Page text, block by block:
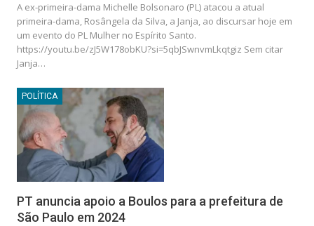
A ex-primeira-dama Michelle Bolsonaro (PL) atacou a atual
primeira-dama, Rosângela da Silva, a Janja, ao discursar hoje em
um evento do PL Mulher no Espírito Santo.
https://youtu.be/zJ5W178obKU?si=5qbJSwnvmLkqtgiz Sem citar
Janja…
POLÍTICA
PT anuncia apoio a Boulos para a prefeitura de
São Paulo em 2024